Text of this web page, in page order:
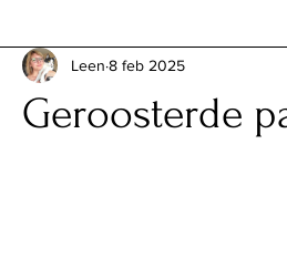
Geroosterde
Leen 8 feb 2025